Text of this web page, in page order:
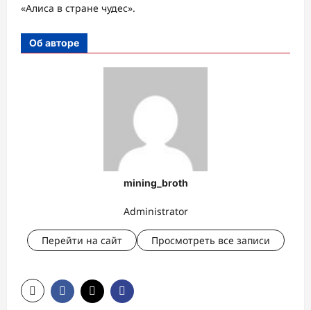
«Алиса в стране чудес».
Об авторе
mining_broth
Administrator
Перейти на сайт Просмотреть все записи